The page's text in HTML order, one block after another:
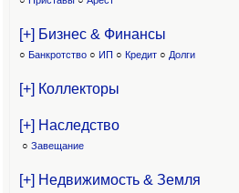
[+] Бизнес & Финансы
○ Банкротство ○ ИП ○ Кредит ○ Долги
[+] Коллекторы
[+] Наследство
○ Завещание
[+] Недвижимость & Земля